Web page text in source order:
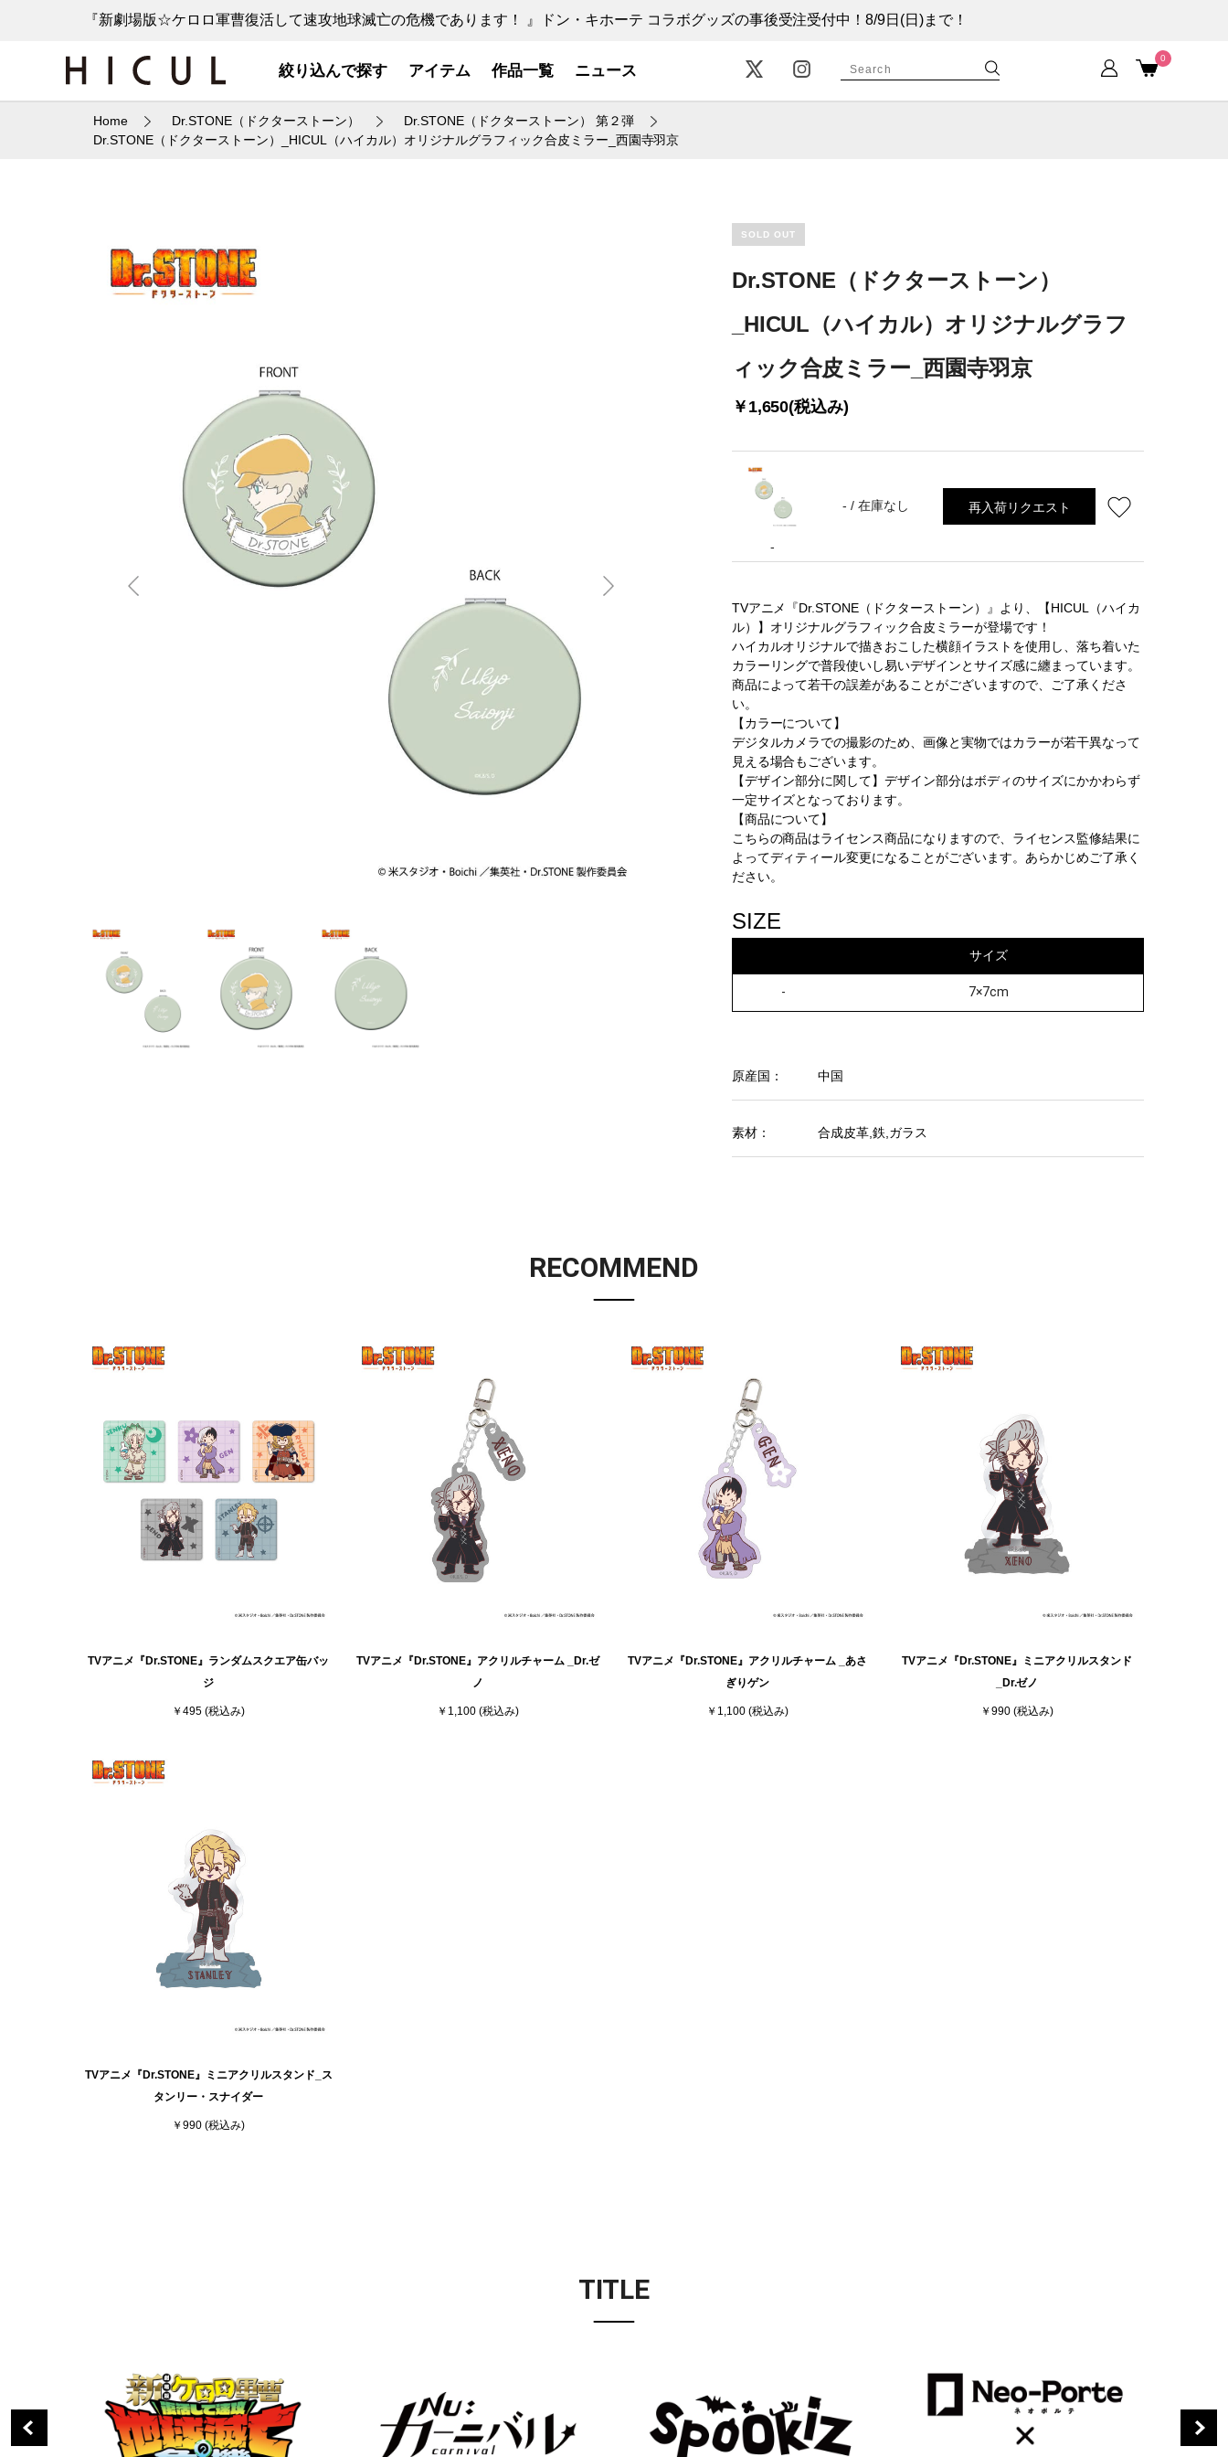
『新劇場版☆ケロロ軍曹復活して速攻地球滅亡の危機であります！ 』ドン・キホーテ コラボグッズの事後受注受付中！8/9日(日)まで！
絞り込んで探す アイテム 作品一覧 ニュース
0
Home Dr.STONE（ドクターストーン）
Dr.STONE（ドクターストーン） 第２弾
Dr.STONE（ドクターストーン）_HICUL（ハイカル）オリジナルグラフィック合皮ミラー_西園寺羽京
SOLD OUT
Dr.STONE（ドクターストーン）
_HICUL（ハイカル）オリジナルグラフ
ィック合皮ミラー_西園寺羽京
￥1,650(税込み)
-
- / 在庫なし 再入荷リクエスト
TVアニメ『Dr.STONE（ドクターストーン）』より、【HICUL（ハイカ
ル）】オリジナルグラフィック合皮ミラーが登場です！
ハイカルオリジナルで描きおこした横顔イラストを使用し、落ち着いた
カラーリングで普段使いし易いデザインとサイズ感に纏まっています。
商品によって若干の誤差があることがございますので、ご了承くださ
い。
【カラーについて】
デジタルカメラでの撮影のため、画像と実物ではカラーが若干異なって
見える場合もございます。
【デザイン部分に関して】デザイン部分はボディのサイズにかかわらず
一定サイズとなっております。
【商品について】
こちらの商品はライセンス商品になりますので、ライセンス監修結果に
よってディティール変更になることがございます。あらかじめご了承く
ださい。
SIZE
サイズ
- 7×7cm
原産国： 中国
素材： 合成皮革,鉄,ガラス
RECOMMEND
TVアニメ『Dr.STONE』ランダムスクエア缶バッ
ジ
￥495(税込み)
TVアニメ『Dr.STONE』アクリルチャーム _Dr.ゼ
ノ
￥1,100(税込み)
TVアニメ『Dr.STONE』アクリルチャーム _あさ
ぎりゲン
￥1,100(税込み)
TVアニメ『Dr.STONE』ミニアクリルスタンド
_Dr.ゼノ
￥990(税込み)
TVアニメ『Dr.STONE』ミニアクリルスタンド_ス
タンリー・スナイダー
￥990(税込み)
TITLE